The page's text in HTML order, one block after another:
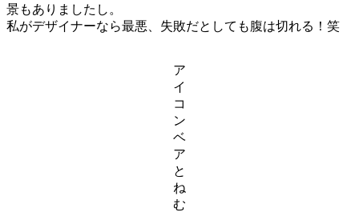
景もありましたし。
私がデザイナーなら最悪、失敗だとしても腹は切れる！笑
ア
イ
コ
ン
ベ
ア
と
ね
む